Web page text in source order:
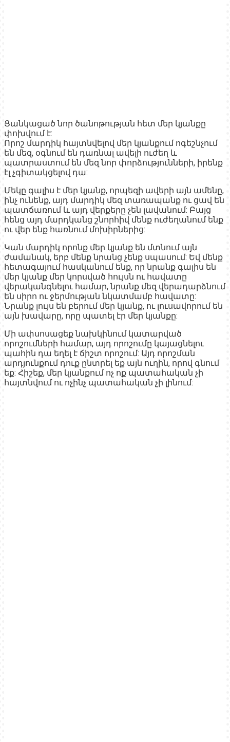
Ցանկացած նոր ծանոթության հետ մեր կյանքը
փոխվում է:
Որոշ մարդիկ հայտնվելով մեր կյանքում ոգեշնչում
են մեզ, օգնում են դառնալ ավելի ուժեղ և
պատրաստում են մեզ նոր փորձությունների, իրենք
էլ չգիտակցելով դա:
Մեկը գալիս է մեր կյանք, որպեզի ավերի այն ամենը,
ինչ ունենք, այդ մարդիկ մեզ տառապանք ու ցավ են
պատճառում և այդ վերքերը չեն լավանում: Բայց
հենց այդ մարդկանց շնորհիվ մենք ուժեղանում ենք
ու վեր ենք հառնում մոխիրներից:
Կան մարդիկ որոնք մեր կյանք են մտնում այն
ժամանակ, երբ մենք նրանց չենք սպասում: Եվ մենք
հետագայում հասկանում ենք, որ նրանք գալիս են
մեր կյանք մեր կորսված հույսն ու հավատը
վերականգնելու համար, նրանք մեզ վերադարձնում
են սիրո ու ջերմության նկատմամբ հավատը:
Նրանք լույս են բերում մեր կյանք, ու լուսավորում են
այն խավարը, որը պատել էր մեր կյանքը:
Մի ափսոսացեք նախկինում կատարված
որոշումների համար, այդ որոշումը կայացնելու
պահին դա եղել է ճիշտ որոշում: Այդ որոշման
արդյունքում դուք ընտրել եք այն ուղին, որով գնում
եք: Հիշեք, մեր կյանքում ոչ ոք պատահական չի
հայտնվում ու ոչինչ պատահական չի լինում: